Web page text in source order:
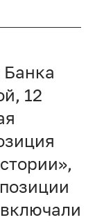
Банка
12